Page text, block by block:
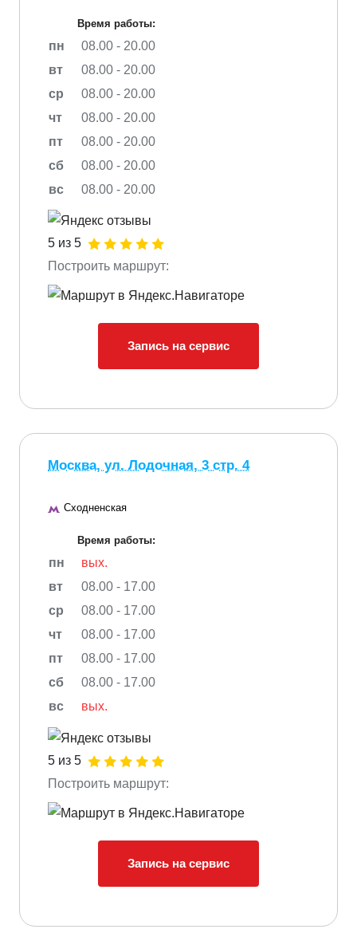
Время работы:
пн
08.00 - 20.00
вт
08.00 - 20.00
ср
08.00 - 20.00
чт
08.00 - 20.00
пт
08.00 - 20.00
сб
08.00 - 20.00
вс
08.00 - 20.00
5 из 5
Построить маршрут:
Запись на сервис
Москва, ул. Лодочная, 3 стр. 4
Сходненская
Время работы:
пн
вых.
вт
08.00 - 17.00
ср
08.00 - 17.00
чт
08.00 - 17.00
пт
08.00 - 17.00
сб
08.00 - 17.00
вс
вых.
5 из 5
Построить маршрут:
Запись на сервис